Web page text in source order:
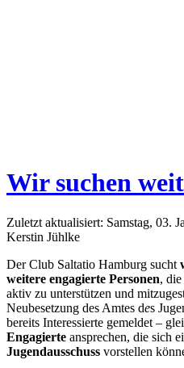
Wir suchen
Zuletzt aktualisiert: Samstag, 03.
Kerstin Jühlke
Der Club Saltatio Hamburg sucht
weitere engagierte Personen,
aktiv zu unterstützen und
Neubesetzung des Amtes des
bereits Interessierte gemeldet –
Engagierte ansprechen, die sich
Jugendausschuss vorstellen